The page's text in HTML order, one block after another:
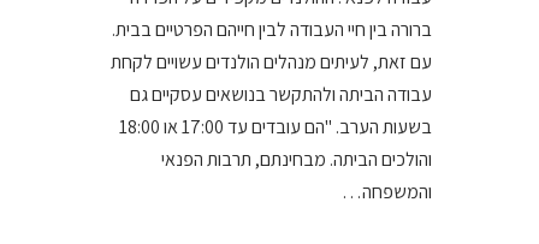
ברורה בין חיי העבודה לבין חייהם הפרטיים בבית.
עם זאת, לעיתים מנהלים הולנדים עשויים לקחת
עבודה הביתה ולהתקשר בנושאים עסקיים גם
בשעות הערב. "הם עובדים עד 17:00 או 18:00
והולכים הביתה. מבחינתם, תרבות הפנאי
והמשפחה…